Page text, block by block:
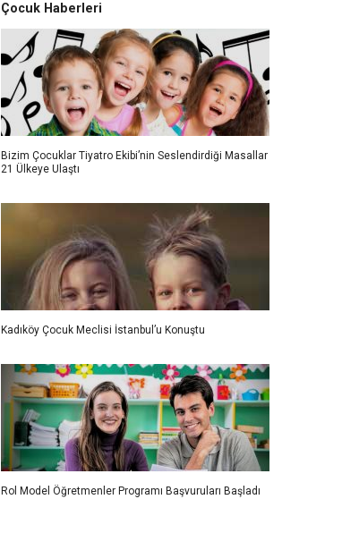
Çocuk Haberleri
Bizim Çocuklar Tiyatro Ekibi’nin Seslendirdiği Masallar
21 Ülkeye Ulaştı
Kadıköy Çocuk Meclisi İstanbul’u Konuştu
Rol Model Öğretmenler Programı Başvuruları Başladı